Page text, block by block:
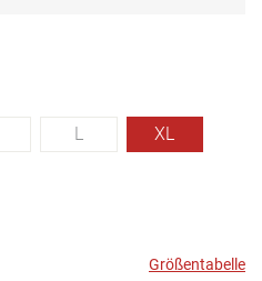
L XL
Größentabelle